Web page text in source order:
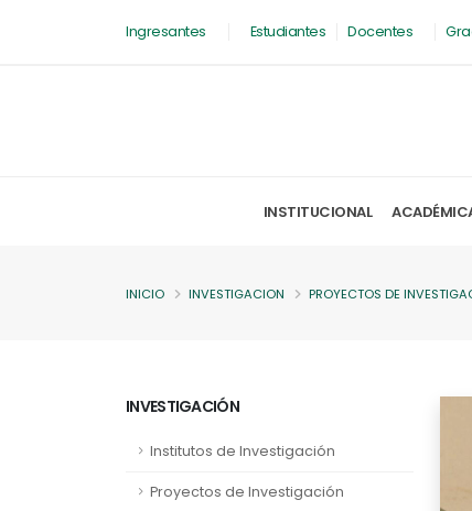
Ingresantes Estudiantes Docentes
INSTITUCIONAL
INICIO INVESTIGACION PROYECTOS DE
INVESTIGACIÓN
Institutos de Investigación
Proyectos de Investigación